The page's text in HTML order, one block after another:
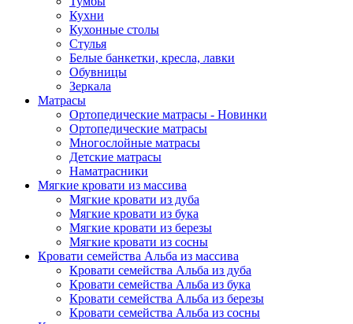
Кухни
Кухонные столы
Стулья
Белые банкетки, кресла, лавки
Обувницы
Зеркала
Матрасы
Ортопедические матрасы - Новинки
Ортопедические матрасы
Многослойные матрасы
Детские матрасы
Наматрасники
Мягкие кровати из массива
Мягкие кровати из дуба
Мягкие кровати из бука
Мягкие кровати из березы
Мягкие кровати из сосны
Кровати семейства Альба из массива
Кровати семейства Альба из дуба
Кровати семейства Альба из бука
Кровати семейства Альба из березы
Кровати семейства Альба из сосны